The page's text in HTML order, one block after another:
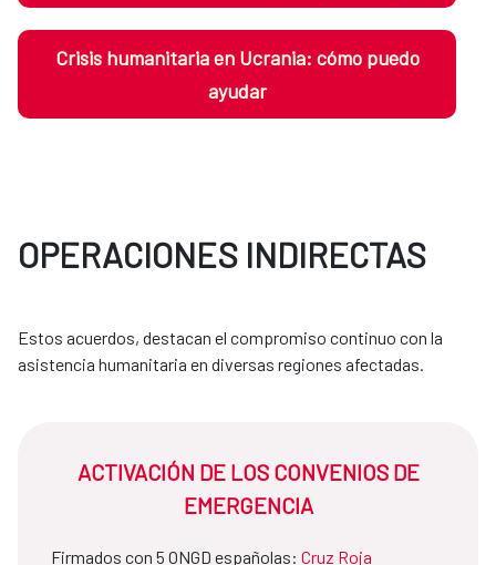
Crisis humanitaria en Ucrania: cómo puedo
ayudar
OPERACIONES INDIRECTAS
Estos acuerdos, destacan el compromiso continuo con la
asistencia humanitaria en diversas regiones afectadas.
ACTIVACIÓN DE LOS CONVENIOS DE
EMERGENCIA
Firmados con 5 ONGD españolas: Cruz Roja